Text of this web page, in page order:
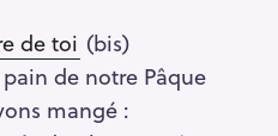
de toi (bis)
de notre Pâque
mangé :